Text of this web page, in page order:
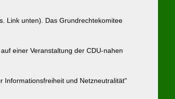
Link unten). Das Grundrechtekomitee
einer Veranstaltung der CDU-nahen
Informationsfreiheit und Netzneutralität"